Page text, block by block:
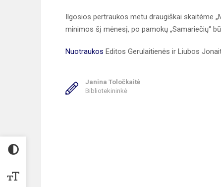
Ilgosios pertraukos metu draugiškai skaitėme
minimos šį mėnesį, po pamokų „Samariečių“
Nuotraukos Editos Gerulaitienės ir Liubos
Janina Toločkaitė
Bibliotekininkė